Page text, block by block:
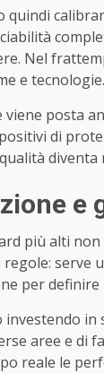
quindi
Nel
e tecnologie.
viene posta
di
e
più alti
serve
per
in
aree e di
reale le